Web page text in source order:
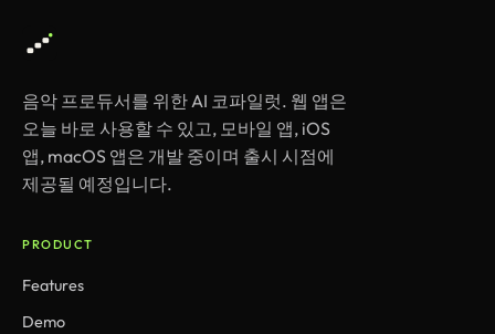
음악 프로듀서를 위한 AI 코파일럿. 웹 앱은
오늘 바로 사용할 수 있고, 모바일 앱, iOS
앱, macOS 앱은 개발 중이며 출시 시점에
제공될 예정입니다.
PRODUCT
Features
Demo